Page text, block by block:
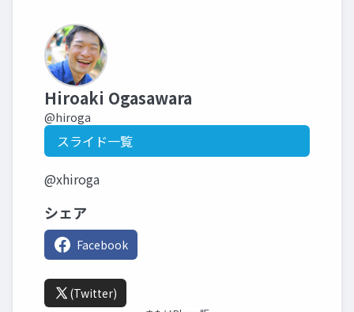
Hiroaki Ogasawara
@hiroga
スライド一覧
@xhiroga
シェア
Facebook
(Twitter)